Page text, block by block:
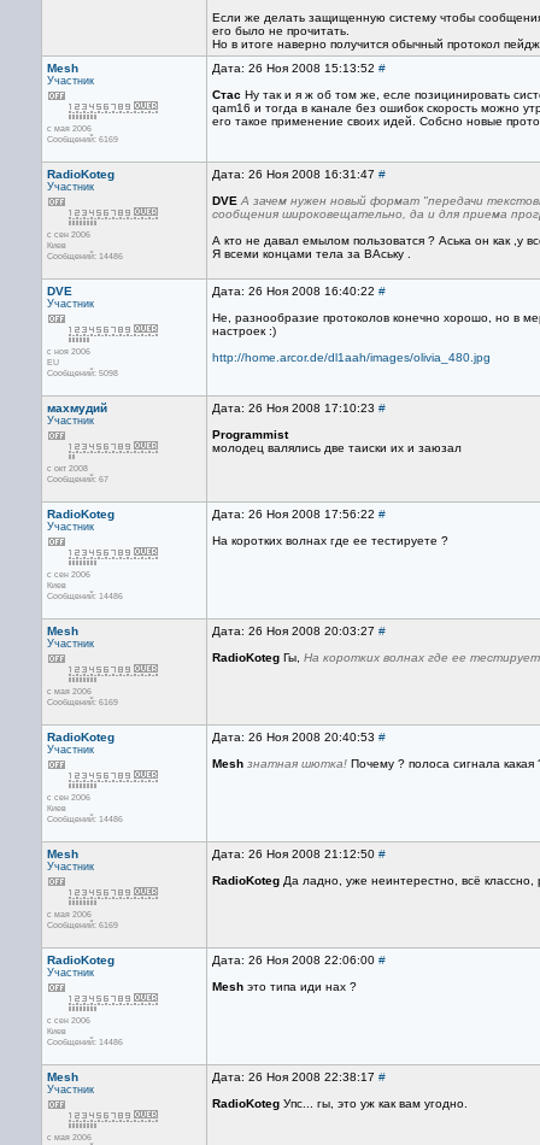
Если же делать защищенную систему чтобы
его было не прочитать.
Но в итоге наверно получится обычный протокол
Mesh
Участник
с мая 2006
Сообщений: 6169
Дата: 26 Ноя 2008 15:13:52 #
Стас Ну так и я ж об том же, есле позицинировать
qam16 и тогда в канале без ошибок скорость можно
его такое применение своих идей. Собсно новые
RadioKoteg
Участник
с сен 2006
Киев
Сообщений: 14486
Дата: 26 Ноя 2008 16:31:47 #
DVE А зачем нужен новый формат "передачи
сообщения широковещательно, да и для приема
А кто не давал емылом пользоватся ? Аська он как ,у
Я всеми концами тела за ВАську .
DVE
Участник
с ноя 2006
EU
Сообщений: 5098
Дата: 26 Ноя 2008 16:40:22 #
Не, разнообразие протоколов конечно хорошо, но в
настроек :)
http://home.arcor.de/dl1aah/images/olivia_480.jpg
махмудий
Участник
с окт 2008
Сообщений: 67
Дата: 26 Ноя 2008 17:10:23 #
Programmist
молодец валялись две таиски их и заюзал
RadioKoteg
Участник
с сен 2006
Киев
Сообщений: 14486
Дата: 26 Ноя 2008 17:56:22 #
На коротких волнах где ее тестируете ?
Mesh
Участник
с мая 2006
Сообщений: 6169
Дата: 26 Ноя 2008 20:03:27 #
RadioKoteg Гы, На коротких волнах где ее
RadioKoteg
Участник
с сен 2006
Киев
Сообщений: 14486
Дата: 26 Ноя 2008 20:40:53 #
Mesh знатная шютка! Почему ? полоса сигнала
Mesh
Участник
с мая 2006
Сообщений: 6169
Дата: 26 Ноя 2008 21:12:50 #
RadioKoteg Да ладно, уже неинтерестно, всё классно,
RadioKoteg
Участник
с сен 2006
Киев
Сообщений: 14486
Дата: 26 Ноя 2008 22:06:00 #
Mesh это типа иди нах ?
Mesh
Участник
с мая 2006
Дата: 26 Ноя 2008 22:38:17 #
RadioKoteg Упс... гы, это уж как вам угодно.